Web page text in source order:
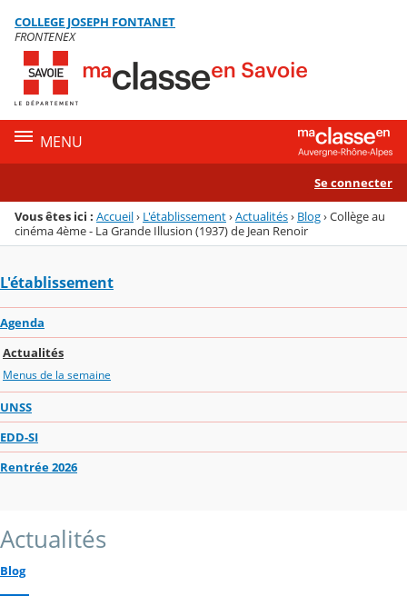
Menu de la rubrique
Contenu
COLLEGE JOSEPH FONTANET
FRONTENEX
MENU
Se connecter
Vous êtes ici : Accueil› L'établissement›Actualités› Blog›Collège au
cinéma 4ème - La Grande Illusion (1937) de Jean Renoir
L'établissement
Agenda
Actualités
Menus de la semaine
UNSS
EDD-SI
Rentrée 2026
Actualités
Blog